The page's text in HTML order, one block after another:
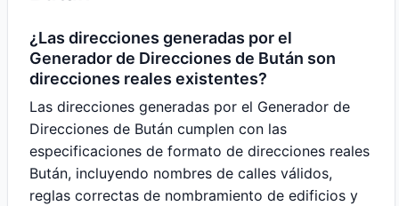
¿Las direcciones generadas por el
Generador de Direcciones de Bután son
direcciones reales existentes?
Las direcciones generadas por el Generador de
Direcciones de Bután cumplen con las
especificaciones de formato de direcciones reales
Bután, incluyendo nombres de calles válidos,
reglas correctas de nombramiento de edificios y